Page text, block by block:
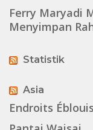
Ferry Maryadi
Menyimpan
Statistik
Asia
Endroits